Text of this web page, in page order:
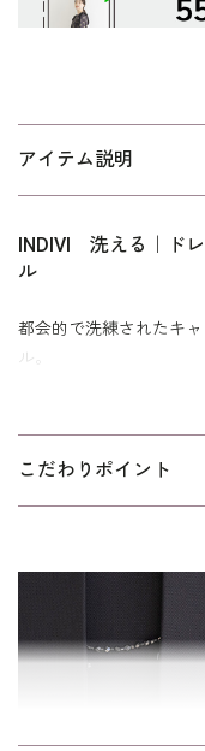
アイテム説明
INDIVI 洗える｜ド
ル
都会的で洗練されたキ
ル。
丸みをつけたV襟がシャ
くれます。ワンピース
キャリア（30～40代）
こだわりポイント